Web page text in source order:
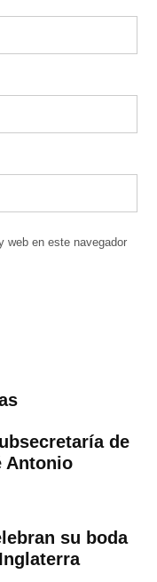
web en este navegador
de
Antonio
su boda